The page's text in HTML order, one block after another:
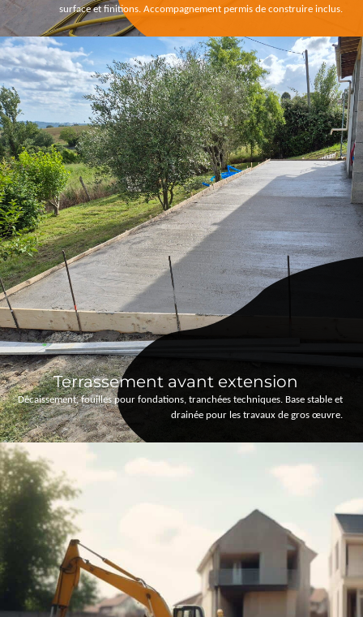
surface et finitions. Accompagnement permis de construire inclus.
Terrassement avant extension
Décaissement, fouilles pour fondations, tranchées techniques. Base stable et
drainée pour les travaux de gros œuvre.